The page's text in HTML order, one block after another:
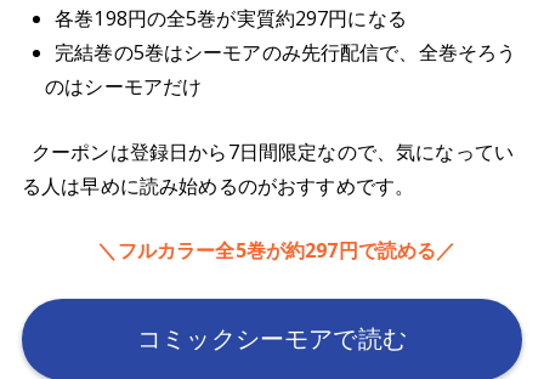
各巻198円の全5巻が実質約297円になる
完結巻の5巻はシーモアのみ先行配信で、全巻そろう
のはシーモアだけ
クーポンは登録日から7日間限定なので、気になってい
る人は早めに読み始めるのがおすすめです。
＼フルカラー全5巻が約297円で読める／
コミックシーモアで読む